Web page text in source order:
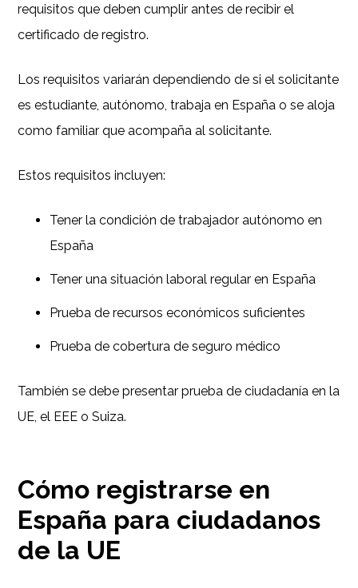
requisitos que deben cumplir antes de recibir el
certificado de registro.
Los requisitos variarán dependiendo de si el solicitante
es estudiante, autónomo, trabaja en España o se aloja
como familiar que acompaña al solicitante.
Estos requisitos incluyen:
Tener la condición de trabajador autónomo en
España
Tener una situación laboral regular en España
Prueba de recursos económicos suficientes
Prueba de cobertura de seguro médico
También se debe presentar prueba de ciudadanía en la
UE, el EEE o Suiza.
Cómo registrarse en
España para ciudadanos
de la UE